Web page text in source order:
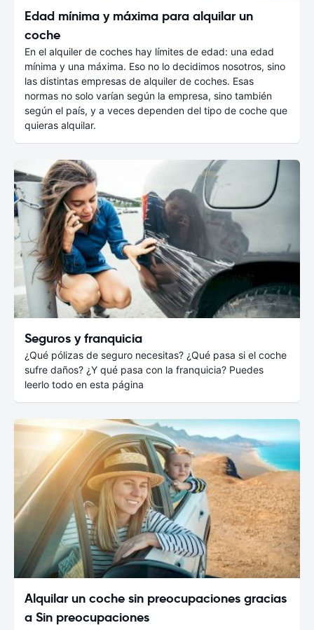
Edad mínima y máxima para alquilar un
coche
En el alquiler de coches hay límites de edad: una edad
mínima y una máxima. Eso no lo decidimos nosotros, sino
las distintas empresas de alquiler de coches. Esas
normas no solo varían según la empresa, sino también
según el país, y a veces dependen del tipo de coche que
quieras alquilar.
Seguros y franquicia
¿Qué pólizas de seguro necesitas? ¿Qué pasa si el coche
sufre daños? ¿Y qué pasa con la franquicia? Puedes
leerlo todo en esta página
Alquilar un coche sin preocupaciones gracias
a Sin preocupaciones